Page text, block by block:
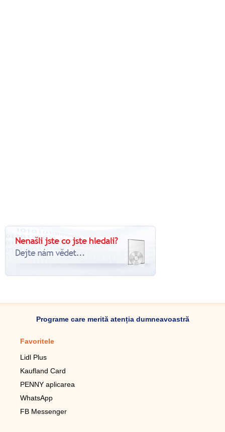
Programe care merită atenția dumneavoastră
Favoritele
Lidl Plus
Kaufland Card
PENNY aplicarea
WhatsApp
FB Messenger